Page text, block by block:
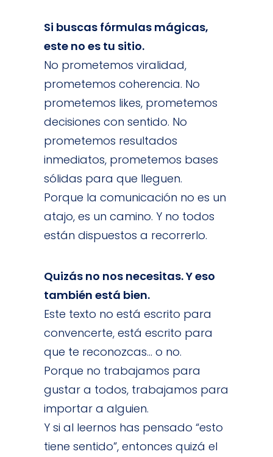
Si buscas fórmulas mágicas,
este no es tu sitio.
No prometemos viralidad,
prometemos coherencia. No
prometemos likes, prometemos
decisiones con sentido. No
prometemos resultados
inmediatos, prometemos bases
sólidas para que lleguen.
Porque la comunicación no es un
atajo, es un camino. Y no todos
están dispuestos a recorrerlo.
Quizás no nos necesitas. Y eso
también está bien.
Este texto no está escrito para
convencerte, está escrito para
que te reconozcas… o no.
Porque no trabajamos para
gustar a todos, trabajamos para
importar a alguien.
Y si al leernos has pensado “esto
tiene sentido”, entonces quizá el